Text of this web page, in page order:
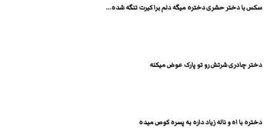
سکس با دختر حشری دختره میگه دلم برا کیرت تنگه شده...
دختر چادری شرتش رو تو پارک عوض میکنه
دختره با اه و ناله زیاد داره به پسره کوص میده